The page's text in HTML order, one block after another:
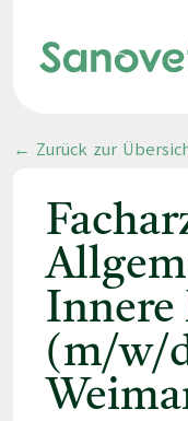
← Zurück zur
(m/w/